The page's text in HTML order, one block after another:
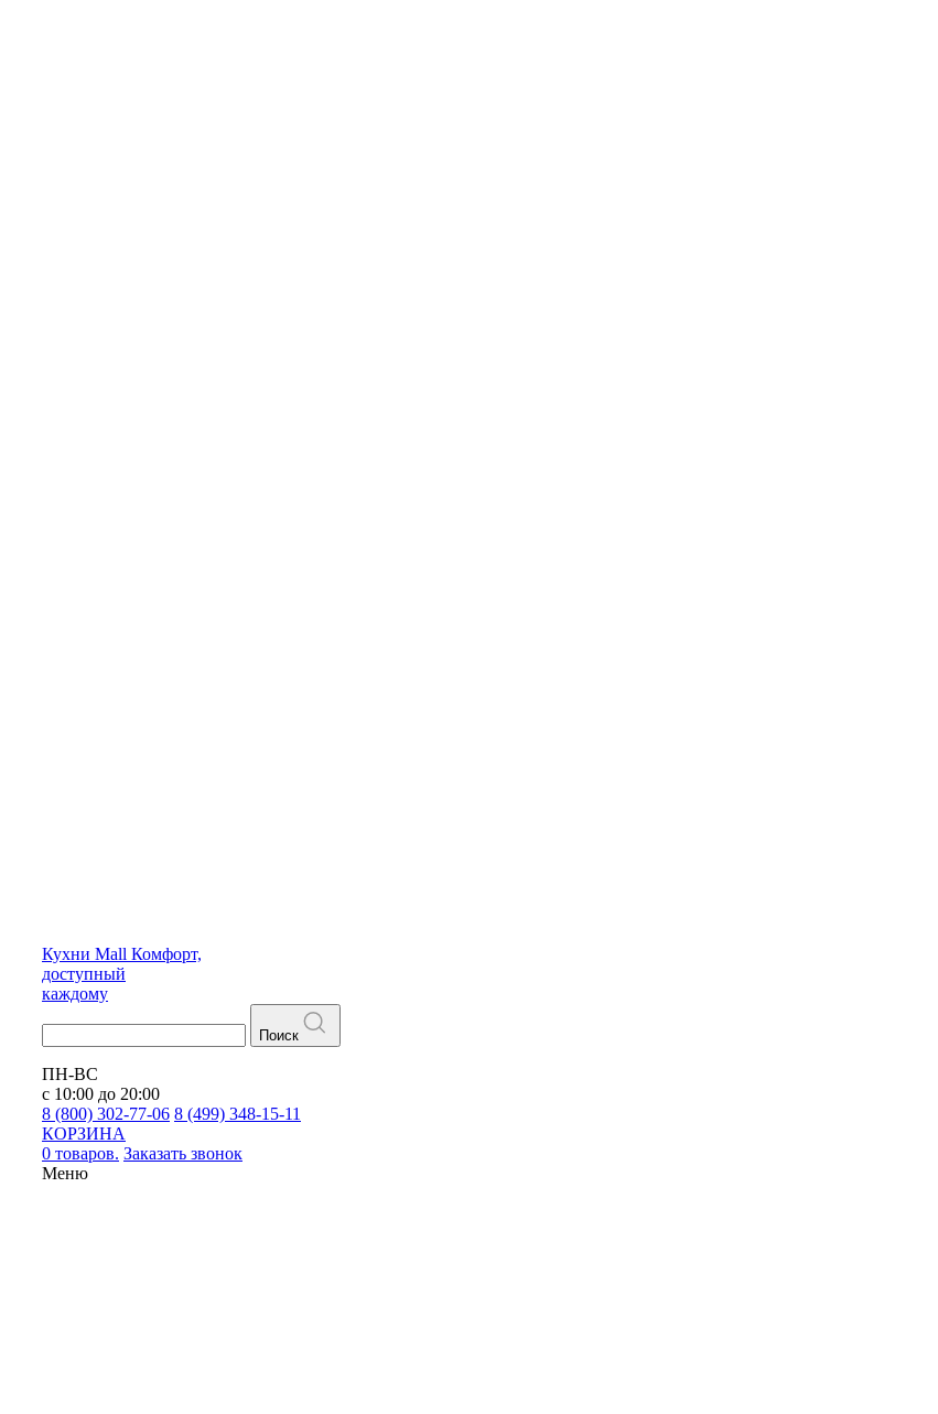
Кухни Mall Комфорт,
доступный
каждому
Поиск
ПН-ВС
с 10:00 до 20:00
8 (800) 302-77-06 8 (499) 348-15-11
КОРЗИНА
0 товаров. Заказать звонок
Меню